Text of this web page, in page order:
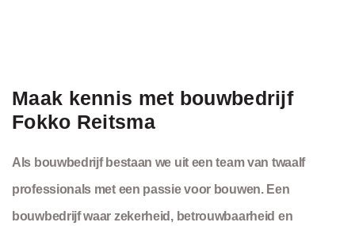
Maak kennis met bouwbedrijf
Fokko Reitsma
Als bouwbedrijf bestaan we uit een team van twaalf
professionals met een passie voor bouwen. Een
bouwbedrijf waar zekerheid, betrouwbaarheid en